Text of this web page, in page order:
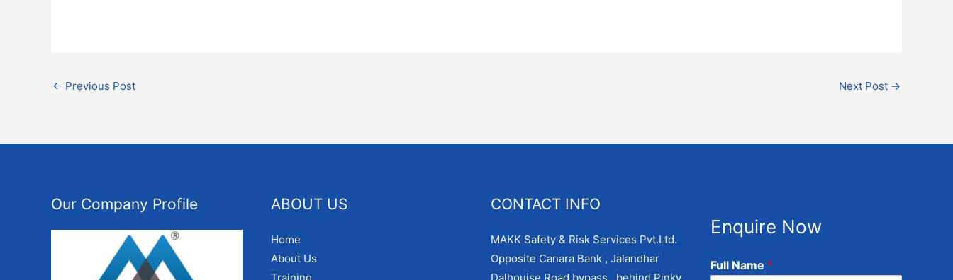
← Previous Post Next Post →
Our Company Profile ABOUT US
Home
About Us
CONTACT INFO
MAKK Safety & Risk Services Pvt.Ltd.
Opposite Canara Bank , Jalandhar
Enquire Now
Full Name *